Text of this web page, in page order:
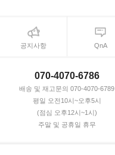
공지사항 QnA
070-4070-6786
배송 및 재고문의 070-4070-6789
평일 오전10시~오후5시
(점심 오후12시~1시)
주말 및 공휴일 휴무